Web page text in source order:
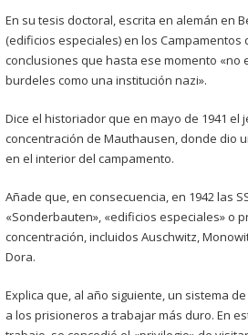
En su tesis doctoral, escrita en alemán en
(edificios especiales) en los Campamentos
conclusiones que hasta ese momento
burdeles como una institución nazi».
Dice el historiador que en mayo de 1941 el
concentración de Mauthausen, donde dio
en el interior del campamento.
Añade que, en consecuencia, en 1942 las
«Sonderbauten», «edificios especiales» o
concentración, incluidos Auschwitz,
Dora.
Explica que, al año siguiente, un sistema
a los prisioneros a trabajar más duro. En